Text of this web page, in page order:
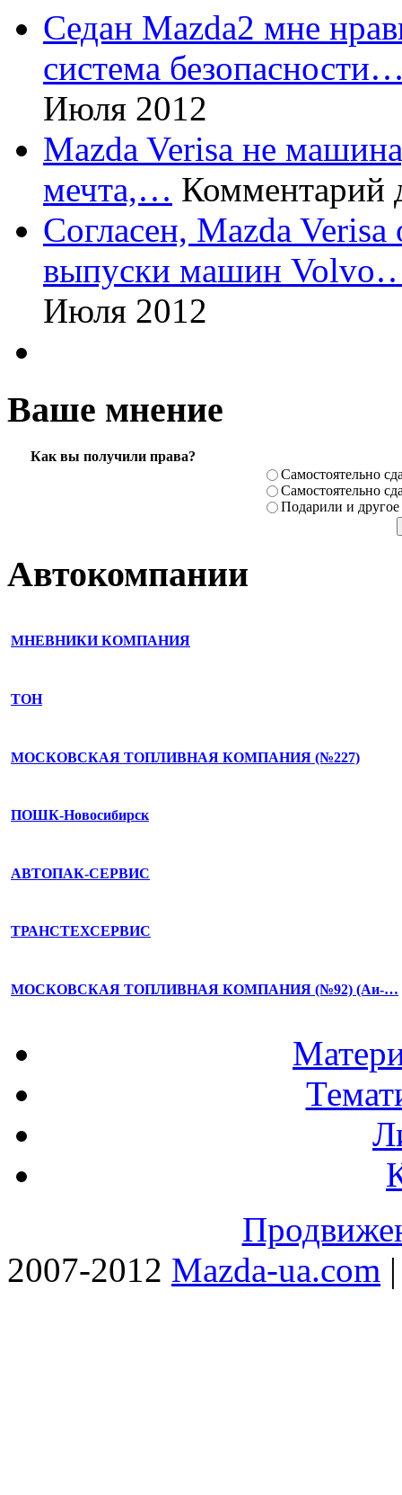
Седан Mazda2 мне
система
Июля 2012
Mazda Verisa не
мечта,… Комментарий
Согласен, Mazda
выпуски машин
Июля 2012
Ваше мнение
Как вы получили права?
Самостоя­тельно
Самостоя­тельно
Подарили­ и другое
Автокомпании
МНЕВНИКИ КОМПАНИЯ
ТОН
МОСКОВСКАЯ ТОПЛИВНАЯ КОМПАНИЯ (№227)
ПОШК-Новосибирск
АВТОПАК-СЕРВИС
ТРАНСТЕХСЕРВИС
МОСКОВСКАЯ ТОПЛИВНАЯ КОМПАНИЯ (№92) (Аи-…
2007-2012 Mazda-ua.com